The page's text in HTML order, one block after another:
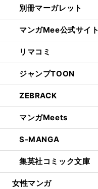
別冊マーガレット
マンガMee公式サイト
リマコミ
ジャンプTOON
ZEBRACK
マンガMeets
S-MANGA
集英社コミック文庫
女性マンガ